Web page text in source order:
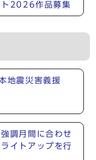
ト2026作品募集
地震災害義援
調月間に合わせ
イトアップを行